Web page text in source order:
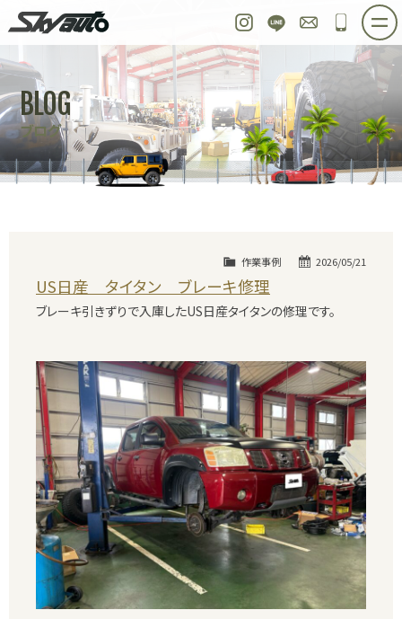
Instagram
LINE お問い合わせ
048-
ホーム 在庫車情報 ご購入プラン
整備作業実例 パーツ販売 買取＆オーダー
店舗紹介 工場紹介 会社概要
スタッフ紹介 求人情報 公式ブログ
BLOG
ブログ
2026/05/21
作業事例
US日産 タイタン ブレーキ修理
ブレーキ引きずりで入庫したUS日産タイタンの修理です。